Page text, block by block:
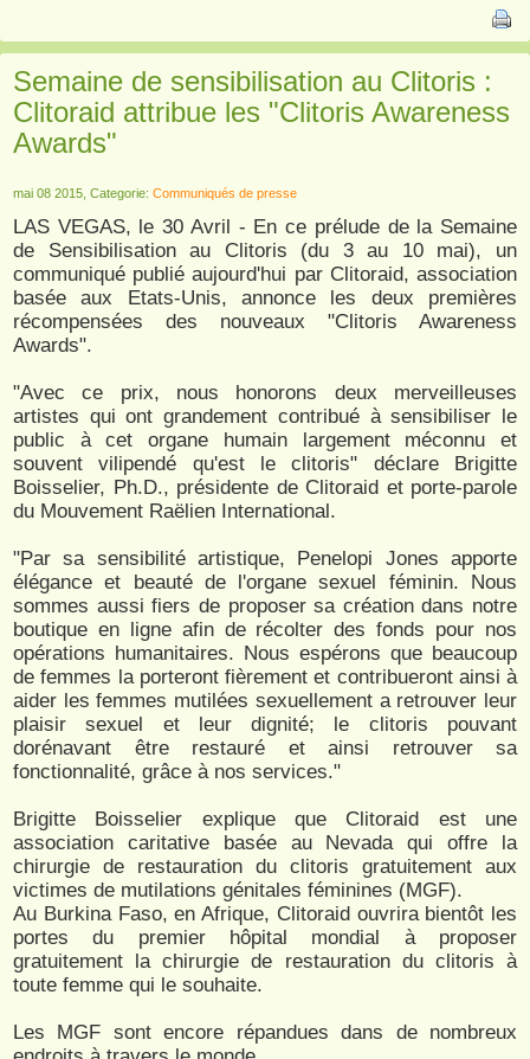
Semaine de sensibilisation au Clitoris :
Clitoraid attribue les "Clitoris Awareness
Awards"
mai 08 2015, Categorie: Communiqués de presse
LAS VEGAS, le 30 Avril - En ce prélude de la Semaine
de Sensibilisation au Clitoris (du 3 au 10 mai), un
communiqué publié aujourd'hui par Clitoraid, association
basée aux Etats-Unis, annonce les deux premières
récompensées des nouveaux "Clitoris Awareness
Awards".
"Avec ce prix, nous honorons deux merveilleuses
artistes qui ont grandement contribué à sensibiliser le
public à cet organe humain largement méconnu et
souvent vilipendé qu'est le clitoris" déclare Brigitte
Boisselier, Ph.D., présidente de Clitoraid et porte-parole
du Mouvement Raëlien International.
"Par sa sensibilité artistique, Penelopi Jones apporte
élégance et beauté de l'organe sexuel féminin. Nous
sommes aussi fiers de proposer sa création dans notre
boutique en ligne afin de récolter des fonds pour nos
opérations humanitaires. Nous espérons que beaucoup
de femmes la porteront fièrement et contribueront ainsi à
aider les femmes mutilées sexuellement a retrouver leur
plaisir sexuel et leur dignité; le clitoris pouvant
dorénavant être restauré et ainsi retrouver sa
fonctionnalité, grâce à nos services."
Brigitte Boisselier explique que Clitoraid est une
association caritative basée au Nevada qui offre la
chirurgie de restauration du clitoris gratuitement aux
victimes de mutilations génitales féminines (MGF).
Au Burkina Faso, en Afrique, Clitoraid ouvrira bientôt les
portes du premier hôpital mondial à proposer
gratuitement la chirurgie de restauration du clitoris à
toute femme qui le souhaite.
Les MGF sont encore répandues dans de nombreux